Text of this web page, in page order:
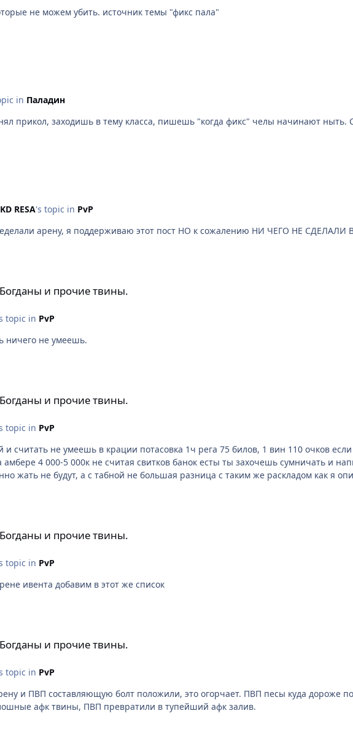
Будем писать на все классы, которые не можем убить. источник темы "фикс пала"
in Паладин
RESA's topic in PvP
я об этом писал как только переделали арену, я поддерживаю
и прочие твины.
topic in PvP
ничего не умеешь.
и прочие твины.
topic in PvP
110 очков если ты все выиграешь 37 боев это 4070 очков - 6515к
и написать под банками глада и слваой ги я тебе сразу дам
жать не будут, а с табной не большая разница с таким же раскладом как я
и прочие твины.
topic in PvP
ивента добавим в этот же список
и прочие твины.
topic in PvP
арене сплошные афк твины, ПВП превратили в тупейший афк залив.